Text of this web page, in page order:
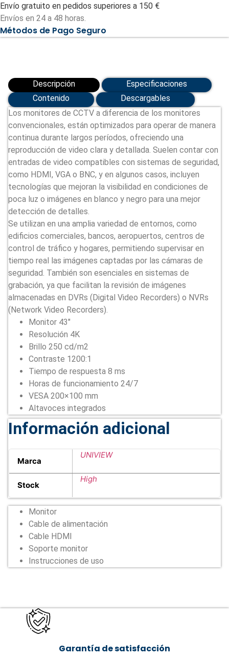
MW3243-
F)
cantidad
Envío gratuito en pedidos superiores a 150 €
Envíos en 24 a 48 horas.
Métodos de Pago Seguro
Descripción
Especificaciones
Contenido
Descargables
Los monitores de CCTV a diferencia de los monitores
convencionales, están optimizados para operar de manera
continua durante largos períodos, ofreciendo una
reproducción de video clara y detallada. Suelen contar con
entradas de video compatibles con sistemas de seguridad,
como HDMI, VGA o BNC, y en algunos casos, incluyen
tecnologías que mejoran la visibilidad en condiciones de
poca luz o imágenes en blanco y negro para una mejor
detección de detalles.
Se utilizan en una amplia variedad de entornos, como
edificios comerciales, bancos, aeropuertos, centros de
control de tráfico y hogares, permitiendo supervisar en
tiempo real las imágenes captadas por las cámaras de
seguridad. También son esenciales en sistemas de
grabación, ya que facilitan la revisión de imágenes
almacenadas en DVRs (Digital Video Recorders) o NVRs
(Network Video Recorders).
Monitor 43″
Resolución 4K
Brillo 250 cd/m2
Contraste 1200:1
Tiempo de respuesta 8 ms
Horas de funcionamiento 24/7
VESA 200×100 mm
Altavoces integrados
Información adicional
Marca
UNIVIEW
Stock
High
Monitor
Cable de alimentación
Cable HDMI
Soporte monitor
Instrucciones de uso
Garantía de satisfacción